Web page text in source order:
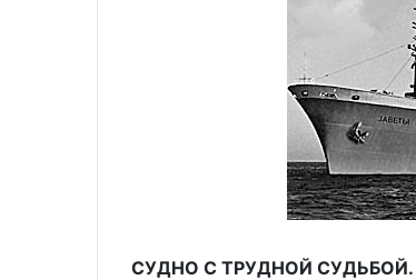
СУДНО С ТРУДНОЙ СУДЬБОЙ.